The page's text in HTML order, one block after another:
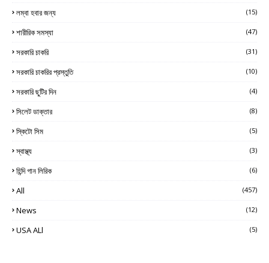
লম্বা হবার জন্য (15)
শারীরিক সমস্যা (47)
সরকারি চাকরি (31)
সরকারি চাকরির প্রস্তুতি (10)
সরকারি ছুটির দিন (4)
সিলেট ডাক্তার (8)
স্কিটো সিম (5)
স্বাস্থ্য (3)
হিন্দি গান লিরিক (6)
All (457)
News (12)
USA ALl (5)